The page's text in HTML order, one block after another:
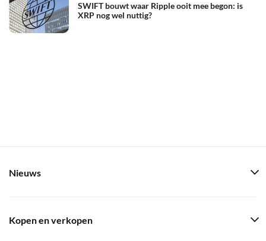
SWIFT bouwt waar Ripple ooit mee begon: is
XRP nog wel nuttig?
Nieuws
Kopen en verkopen